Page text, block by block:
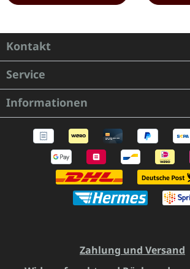
Kontakt
Service
Informationen
Zahlung und Versand